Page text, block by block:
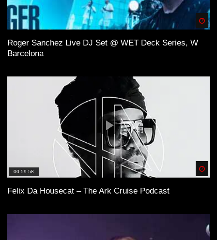
Roger Sanchez Live DJ Set @ WET Deck Series, W
Barcelona
00:59:58
Felix Da Housecat – The Ark Cruise Podcast